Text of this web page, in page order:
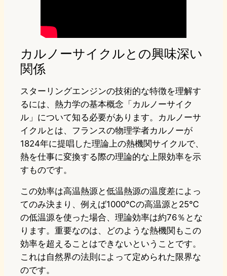
カルノーサイクルとの興味深い
関係
スターリングエンジンの技術的な特徴を理解す
るには、熱力学の基本概念「カルノーサイク
ル」について知る必要があります。カルノーサ
イクルとは、フランスの物理学者カルノーが
1824年に提唱した理論上の熱機関サイクルで、
熱を仕事に変換する際の理論的な上限効率を示
すものです。
この効率は高温熱源と低温熱源の温度差によっ
てのみ決まり、例えば1000℃の高温源と25℃
の低温源を使った場合、理論効率は約76％とな
ります。重要なのは、どのような熱機関もこの
効率を超えることはできないということです。
これは自然界の法則によって定められた限界な
のです。